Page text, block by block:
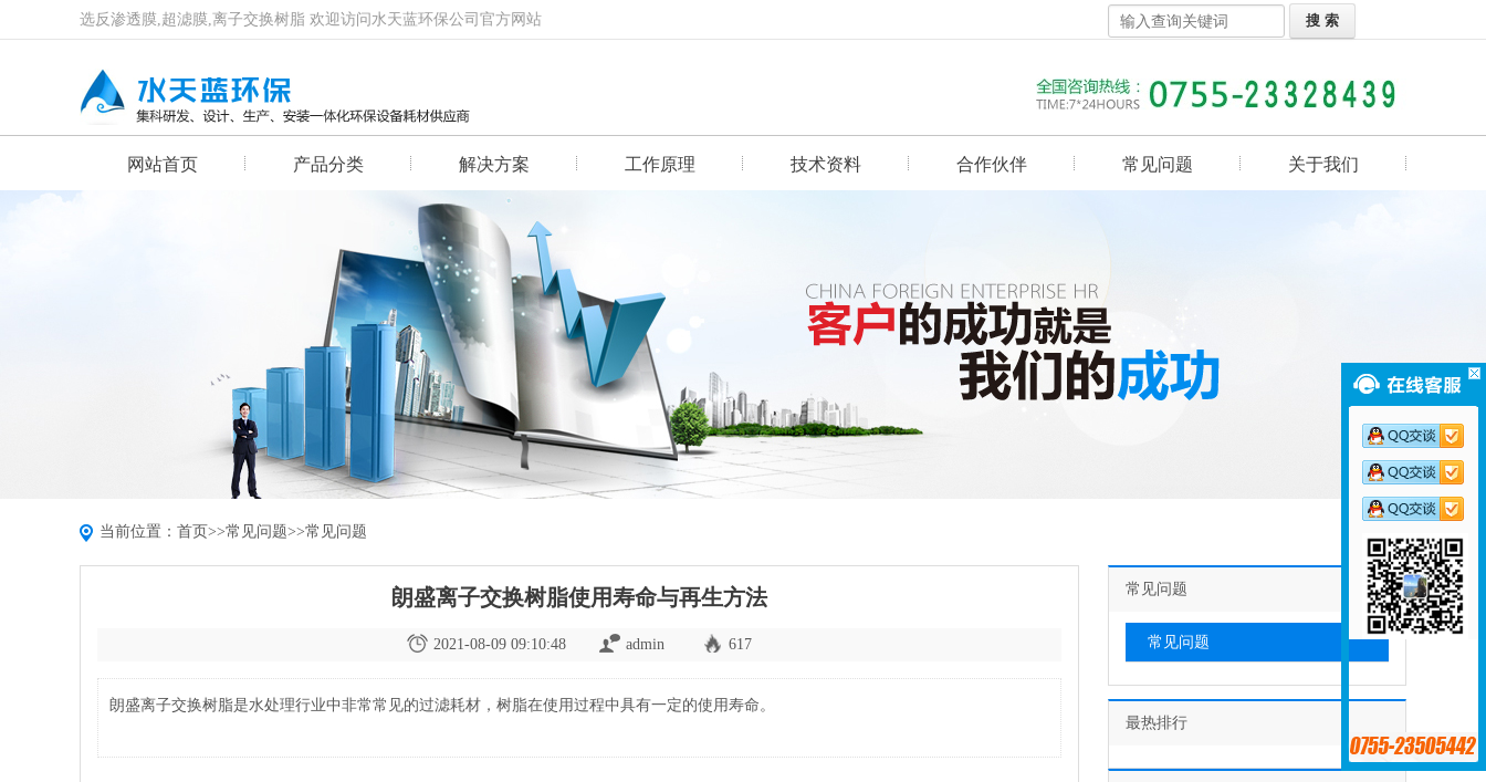
选反渗透膜,超滤膜,离子交换树脂 欢迎访问水天蓝环保公司官方网站
网站首页 产品分类 解决方案 工作原理 技术资料 合作伙伴 常见问题 关于我们
当前位置： 首页>>常见问题>>常见问题
朗盛离子交换树脂使用寿命与再生方法
2021-08-09 09:10:48 admin 617
朗盛离子交换树脂是水处理行业中非常常见的过滤耗材，树脂在使用过程中具有一定的使用寿命。
常见问题
常见问题
最热排行